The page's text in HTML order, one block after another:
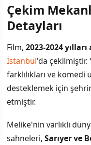
Çekim
Detayları
Film, 2023-2024 yılları
İstanbul'da çekilmiştir.
farklılıkları ve komedi
desteklemek için
etmiştir.
Melike'nin varlıklı
sahneleri, Sarıyer ve